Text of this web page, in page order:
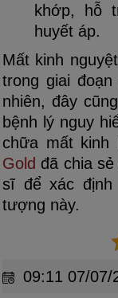
khớp, hỗ
huyết áp.
Mất kinh
trong giai
nhiên, đây
bệnh lý nguy
chữa mất kinh
Gold đã chia
sĩ để xác định
tượng này.
09:11 07/07/